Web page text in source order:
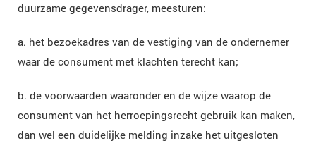
duurzame gegevensdrager, meesturen:
a. het bezoekadres van de vestiging van de ondernemer
waar de consument met klachten terecht kan;
b. de voorwaarden waaronder en de wijze waarop de
consument van het herroepingsrecht gebruik kan maken,
dan wel een duidelijke melding inzake het uitgesloten